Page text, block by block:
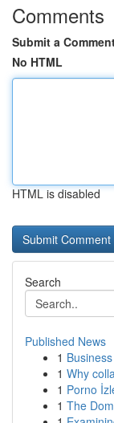
Comments
Submit a
No HTML
HTML is disabled
Search
Published News
1
1 Why
1 Porno
1 The